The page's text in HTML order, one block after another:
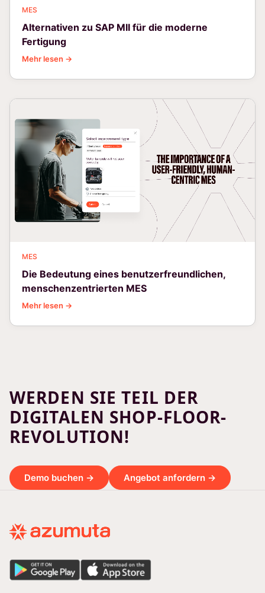
MES
Alternativen zu SAP MII für die moderne
Fertigung
Mehr lesen →
MES
Die Bedeutung eines benutzerfreundlichen,
menschenzentrierten MES
Mehr lesen →
WERDEN SIE TEIL DER
DIGITALEN SHOP-FLOOR-
REVOLUTION!
Demo buchen → Angebot anfordern →